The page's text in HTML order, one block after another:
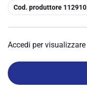
copia
Cod. produttore
Accedi per